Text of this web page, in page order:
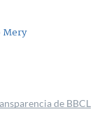
Mery
de BBCL